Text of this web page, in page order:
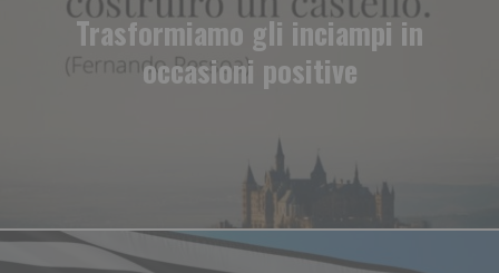
Trasformiamo gli inciampi in
occasioni positive